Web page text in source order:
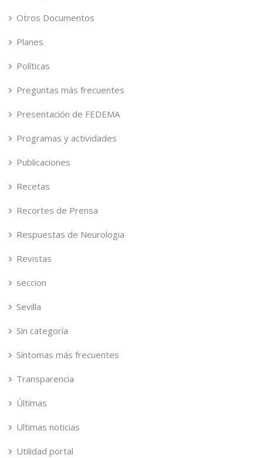
Otros Documentos
Planes
Políticas
Preguntas más frecuentes
Presentación de FEDEMA
Programas y actividades
Publicaciones
Recetas
Recortes de Prensa
Respuestas de Neurologia
Revistas
seccion
Sevilla
Sin categoría
Síntomas más frecuentes
Transparencia
Últimas
Ultimas noticias
Utilidad portal